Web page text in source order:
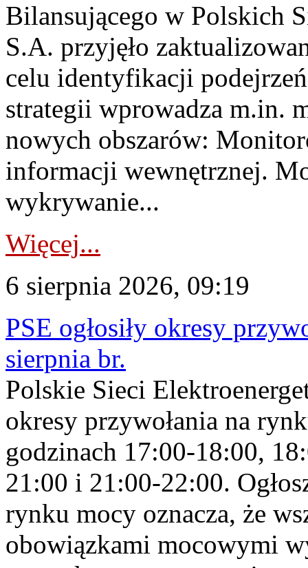
Bilansującego w Polskich
S.A. przyjęło
celu identyfikacji
strategii wprowadza m.in.
nowych obszarów:
informacji wewnętrznej.
wykrywanie...
Więcej...
6 sierpnia 2026, 09:19
PSE ogłosiły okresy
sierpnia br.
Polskie Sieci
okresy przywołania na
godzinach 17:00-18:00,
21:00 i 21:00-22:00.
rynku mocy oznacza, że
obowiązkami mocowymi